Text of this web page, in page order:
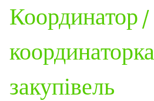
Координатор /
координаторка
закупівель